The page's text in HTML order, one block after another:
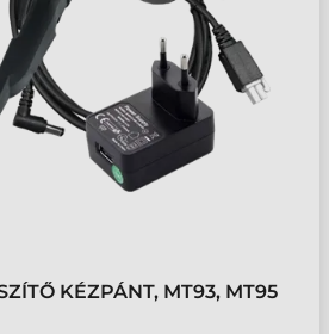
KÉZPÁNT, MT93, MT95